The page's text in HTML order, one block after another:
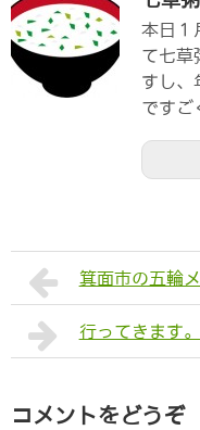
本日１
て七草
すし、
ですご
箕面市の五輪
行ってきます。
コメントをどうぞ